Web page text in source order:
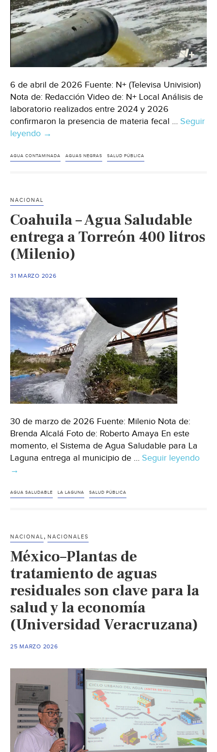
6 de abril de 2026 Fuente: N+ (Televisa Univision)
Nota de: Redacción Video de: N+ Local Análisis de
laboratorio realizados entre 2024 y 2026
confirmaron la presencia de materia fecal … Seguir
leyendo Baja
–
con
Materia
en
Viviendas
Real
Mar
en
Tijuana
(N+
Local)
→
AGUA CONTAMINADA AGUAS NEGRAS SALUD PÚBLICA
NACIONAL
Coahuila – Agua Saludable
entrega a Torreón 400 litros
(Milenio)
31 MARZO 2026
30 de marzo de 2026 Fuente: Milenio Nota de:
Brenda Alcalá Foto de: Roberto Amaya En este
momento, el Sistema de Agua Saludable para La
Laguna entrega al municipio de … Seguir leyendo
→
AGUA SALUDABLE LA LAGUNA SALUD PÚBLICA
NACIONAL ,NACIONALES
México–Plantas de
tratamiento de aguas
residuales son clave para la
salud y la economía
(Universidad Veracruzana)
25 MARZO 2026